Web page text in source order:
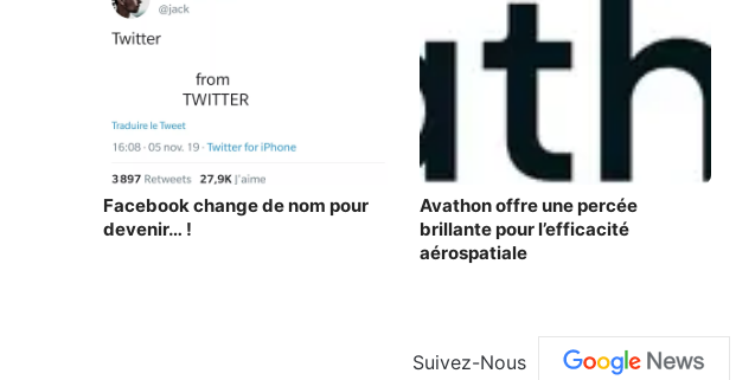
Facebook change de nom pour
devenir… !
Avathon offre une percée
brillante pour l’efficacité
aérospatiale
Suivez-Nous